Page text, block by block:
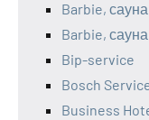
Barbie, сауна
Barbie, сауна
Bip-service
Bosch
Business